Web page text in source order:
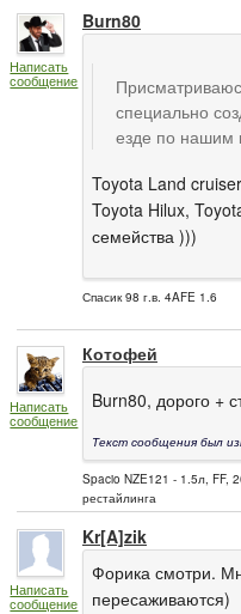
Написать
сообщение
Burn80
специально
езде по нашим
Toyota Land
Toyota Hilux,
семейства )))
Спасик 98 г.в. 4AFE 1.6
Написать
сообщение
Котофей
Burn80, дорого +
Текст сообщения был
Spacio NZE121 - 1.5л, FF,
рестайлинга
Написать
сообщение
Kr[A]zik
Форика смотри.
пересаживаются)